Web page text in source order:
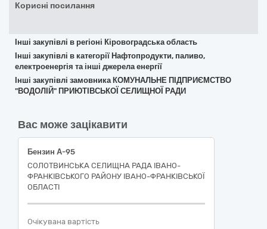
Корисні посилання
Інші закупівлі в регіоні Кіровоградська область
Інші закупівлі в категорії Нафтопродукти, паливо,
електроенергія та інші джерела енергії
Інші закупівлі замовника КОМУНАЛЬНЕ ПІДПРИЄМСТВО
"ВОДОЛІЙ" ПРИЮТІВСЬКОЇ СЕЛИЩНОЇ РАДИ
Вас може зацікавити
Бензин А-95
СОЛОТВИНСЬКА СЕЛИЩНА РАДА ІВАНО-
ФРАНКІВСЬКОГО РАЙОНУ ІВАНО-ФРАНКІВСЬКОЇ
ОБЛАСТІ
Очікувана вартість